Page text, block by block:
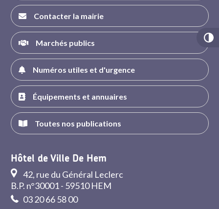
Contacter la mairie
Marchés publics
Numéros utiles et d'urgence
Équipements et annuaires
Toutes nos publications
Hôtel de Ville De Hem
42, rue du Général Leclerc
B.P. n°30001 - 59510 HEM
03 20 66 58 00